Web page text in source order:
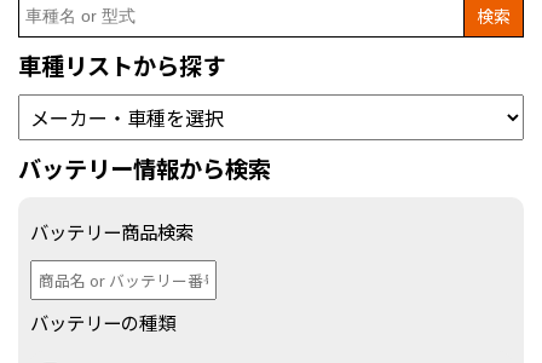
for:
車種リストから探す
バッテリー情報から検索
バッテリー商品検索
バッテリーの種類